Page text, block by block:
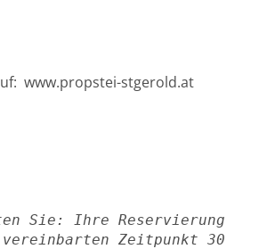
www.propstei-stgerold.at
Sie: Ihre Reservierung
vereinbarten Zeitpunkt 30